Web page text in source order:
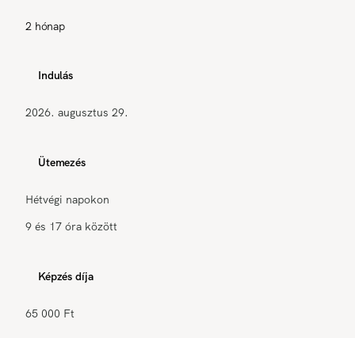
2 hónap
Indulás
2026. augusztus 29.
Ütemezés
Hétvégi napokon
9 és 17 óra között
Képzés díja
65 000 Ft